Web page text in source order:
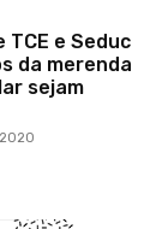
e Seduc
da merenda
sejam